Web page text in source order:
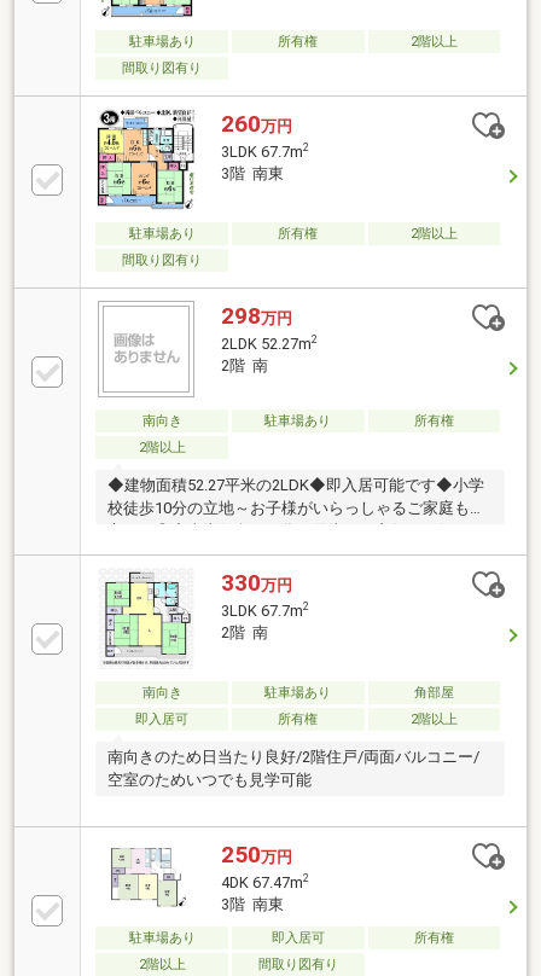
駐車場あり 所有権
2階以上
間取り図有り
260万円
3LDK 67.7m2
3階 南東
駐車場あり 所有権
2階以上
間取り図有り
298万円
2LDK 52.27m2
2階 南
南向き 駐車場あり
所有権
2階以上
◆建物面積52.27平米の2LDK◆即入居可能です◆小学
校徒歩10分の立地～お子様がいらっしゃるご家庭も安
られた方は【０４８－９４５－６８３６】までお気軽
にご連絡ください！ご購入手続き・他諸費用・住宅ロ
ーン・お住み替え・お引越…不動産に関する全ての質
問、なんでもご相談ください♪・・・周辺環境・・・
◇狭山市立堀兼小学校…徒歩10分◇狭山市立堀兼中学
校…徒歩8分◇ローソン…車5分◇コープ……車7分
330万円
3LDK 67.7m2
2階 南
南向き 駐車場あり
角部屋
即入居可
所有権 2階以上
南向きのため日当たり良好/2階住戸/両面バルコニー/
空室のためいつでも見学可能
250万円
4DK 67.47m2
3階 南東
駐車場あり 即入居可
所有権
2階以上
間取り図有り